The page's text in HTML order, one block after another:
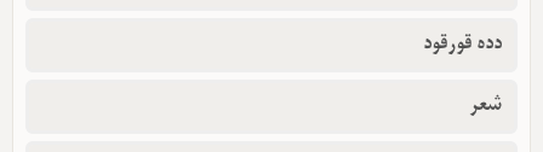
دده قورقود
شعر